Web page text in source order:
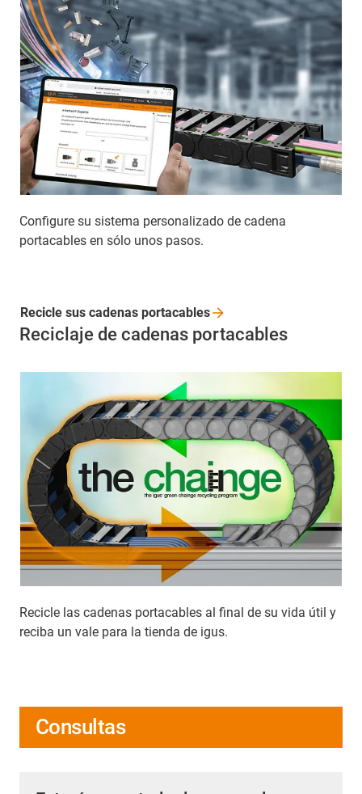
Configure su sistema personalizado de cadena
portacables en sólo unos pasos.
Reciclaje de cadenas portacables
Recicle las cadenas portacables al final de su vida útil y
reciba un vale para la tienda de igus.
Recicle sus cadenas portacables
Consultas